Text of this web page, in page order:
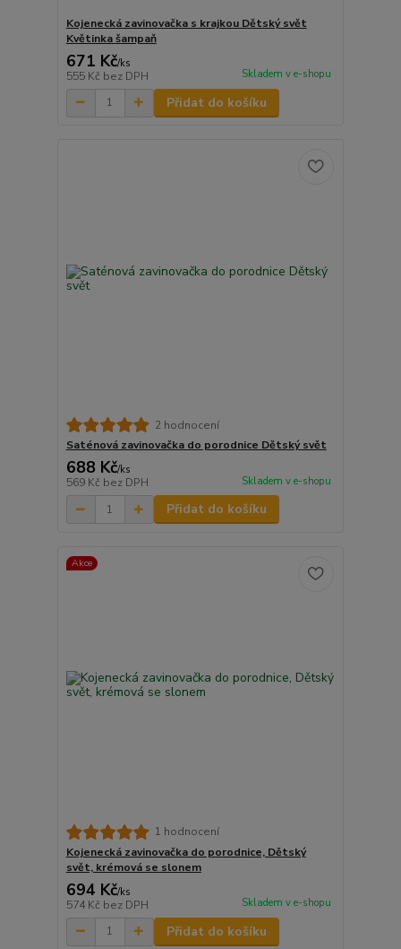
Kojenecká zavinovačka s krajkou Dětský svět
Květinka šampaň
671 Kč/ks
555 Kč bez DPH Skladem v e-shopu
Přidat do košíku
2 hodnocení
Saténová zavinovačka do porodnice Dětský svět
688 Kč/ks
569 Kč bez DPH Skladem v e-shopu
Přidat do košíku
Akce
1 hodnocení
Kojenecká zavinovačka do porodnice, Dětský
svět, krémová se slonem
694 Kč/ks
574 Kč bez DPH Skladem v e-shopu
Přidat do košíku